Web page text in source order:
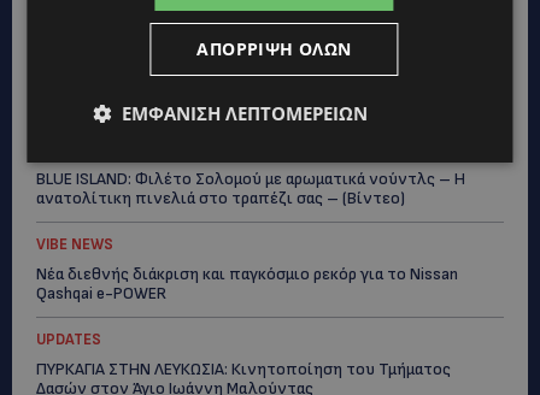
αρώματα
BLUE ISLAND: Φιλέτο Σολομού με αρωματικά νούντλς – Η
ανατολίτικη πινελιά στο τραπέζι σας – (Βίντεο)
VIBE NEWS
Νέα διεθνής διάκριση και παγκόσμιο ρεκόρ για το Nissan
Qashqai e-POWER
UPDATES
ΠΥΡΚΑΓΙΑ ΣΤΗΝ ΛΕΥΚΩΣΙΑ: Κινητοποίηση του Τμήματος
Δασών στον Άγιο Ιωάννη Μαλούντας
ΑΠΌΡΡΙΨΗ ΌΛΩΝ
ΕΜΦΆΝΙΣΗ ΛΕΠΤΟΜΕΡΕΙΏΝ